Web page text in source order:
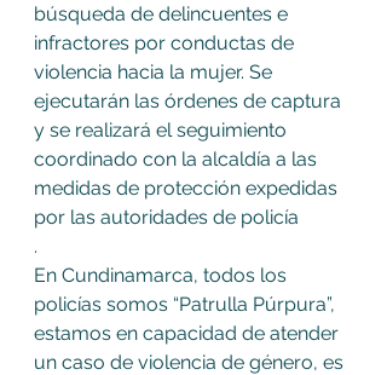
búsqueda de delincuentes e
infractores por conductas de
violencia hacia la mujer. Se
ejecutarán las órdenes de captura
y se realizará el seguimiento
coordinado con la alcaldía a las
medidas de protección expedidas
por las autoridades de policía
.
En Cundinamarca, todos los
policías somos “Patrulla Púrpura”,
estamos en capacidad de atender
un caso de violencia de género, es